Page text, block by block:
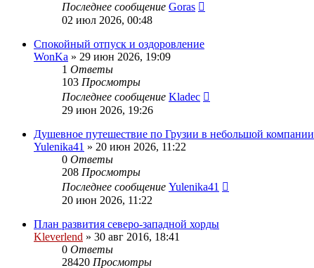
Последнее сообщение Goras
02 июл 2026, 00:48
Спокойный отпуск и оздоровление
WonKa » 29 июн 2026, 19:09
1 Ответы
103 Просмотры
Последнее сообщение Kladec
29 июн 2026, 19:26
Душевное путешествие по Грузии в небольшой компании
Yulenika41 » 20 июн 2026, 11:22
0 Ответы
208 Просмотры
Последнее сообщение Yulenika41
20 июн 2026, 11:22
План развития северо-западной хорды
Kleverlend » 30 авг 2016, 18:41
0 Ответы
28420 Просмотры